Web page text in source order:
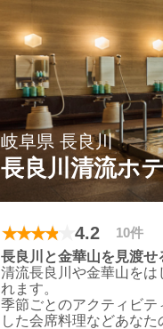
岐阜県 長良川
長良川清流ホ
4.2
10件
長良川と金華山を見渡せ
清流長良川や金華山をは
れます。
季節ごとのアクティビ
した会席料理などあな